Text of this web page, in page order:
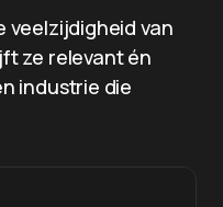
veelzijdigheid van
ze relevant én
industrie die